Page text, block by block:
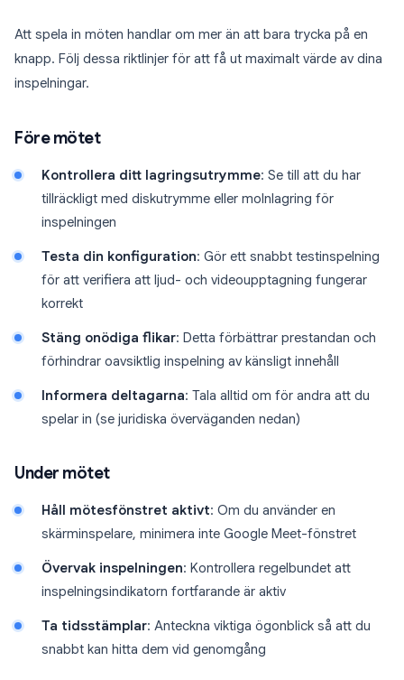
Att spela in möten handlar om mer än att bara trycka på en
knapp. Följ dessa riktlinjer för att få ut maximalt värde av dina
inspelningar.
Före mötet
Kontrollera ditt lagringsutrymme: Se till att du har
tillräckligt med diskutrymme eller molnlagring för
inspelningen
Testa din konfiguration: Gör ett snabbt testinspelning
för att verifiera att ljud- och videoupptagning fungerar
korrekt
Stäng onödiga flikar: Detta förbättrar prestandan och
förhindrar oavsiktlig inspelning av känsligt innehåll
Informera deltagarna: Tala alltid om för andra att du
spelar in (se juridiska överväganden nedan)
Under mötet
Håll mötesfönstret aktivt: Om du använder en
skärminspelare, minimera inte Google Meet-fönstret
Övervak inspelningen: Kontrollera regelbundet att
inspelningsindikatorn fortfarande är aktiv
Ta tidsstämplar: Anteckna viktiga ögonblick så att du
snabbt kan hitta dem vid genomgång